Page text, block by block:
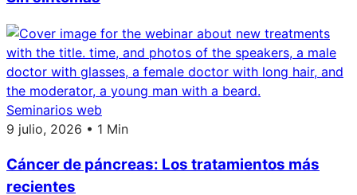
Seminarios web
9 julio, 2026 • 1 Min
Cáncer de páncreas: Los tratamientos más
recientes